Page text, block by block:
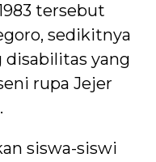
tersebut
sedikitnya
disabilitas yang
rupa Jejer
siswa-siswi